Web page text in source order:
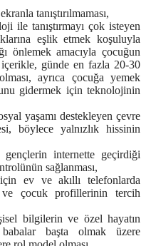
tanıştırılmaması,
ile tanıştırmayı çok isteyen
eşlik etmek koşuluyla
önlemek amacıyla çocuğun
günde en fazla 20-30
ayrıca çocuğa yemek
gidermek için teknolojinin
yaşamı destekleyen çevre
böylece yalnızlık hissinin
internette geçirdiği
sağlanması,
ev ve akıllı telefonlarda
çocuk profillerinin tercih
bilgilerin ve özel hayatın
başta olmak üzere